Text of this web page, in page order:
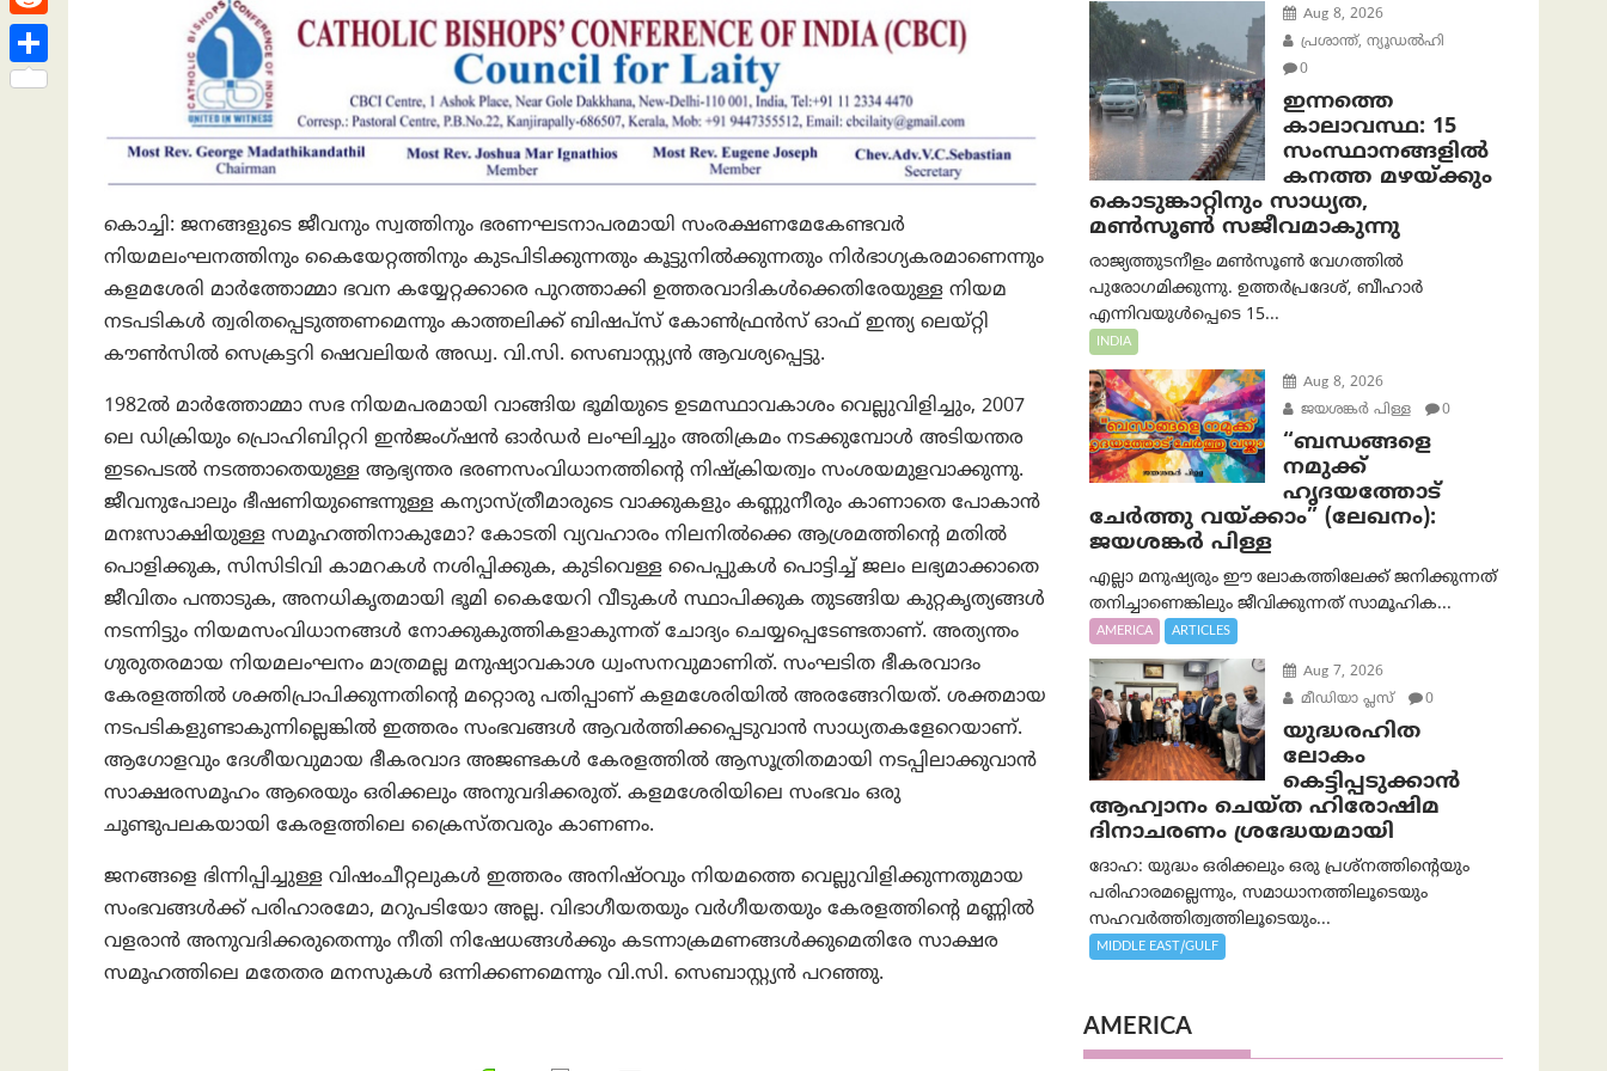
കൊച്ചി: ജനങ്ങളുടെ ജീവനും സ്വത്തിനും ഭരണഘടനാപരമായി സംരക്ഷണമേകേണ്ടവര്‍
നിയമലംഘനത്തിനും കൈയേറ്റത്തിനും കുടപിടിക്കുന്നതും കൂട്ടുനില്‍ക്കുന്നതും നിര്‍ഭാഗ്യകരമാണെന്നും
കളമശേരി മാര്‍ത്തോമ്മാ ഭവന കയ്യേറ്റക്കാരെ പുറത്താക്കി ഉത്തരവാദികള്‍ക്കെതിരേയുള്ള നിയമ
നടപടികള്‍ ത്വരിതപ്പെടുത്തണമെന്നും കാത്തലിക്ക് ബിഷപ്സ് കോണ്‍ഫ്രന്‍സ് ഓഫ് ഇന്ത്യ ലെയ്റ്റി
കൗണ്‍സില്‍ സെക്രട്ടറി ഷെവലിയര്‍ അഡ്വ. വി.സി. സെബാസ്റ്റ്യന്‍ ആവശ്യപ്പെട്ടു.
1982ല്‍ മാര്‍ത്തോമ്മാ സഭ നിയമപരമായി വാങ്ങിയ ഭൂമിയുടെ ഉടമസ്ഥാവകാശം വെല്ലുവിളിച്ചും, 2007
ലെ ഡിക്രിയും പ്രൊഹിബിറ്ററി ഇൻജംഗ്ഷന്‍ ഓര്‍ഡർ ലംഘിച്ചും അതിക്രമം നടക്കുമ്പോള്‍ അടിയന്തര
ഇടപെടല്‍ നടത്താതെയുള്ള ആഭ്യന്തര ഭരണസംവിധാനത്തിന്റെ നിഷ്‌ക്രിയത്വം സംശയമുളവാക്കുന്നു.
ജീവനുപോലും ഭീഷണിയുണ്ടെന്നുള്ള കന്യാസ്ത്രീമാരുടെ വാക്കുകളും കണ്ണുനീരും കാണാതെ പോകാന്‍
മനഃസാക്ഷിയുള്ള സമൂഹത്തിനാകുമോ? കോടതി വ്യവഹാരം നിലനില്‍ക്കെ ആശ്രമത്തിന്റെ മതില്‍
പൊളിക്കുക, സിസിടിവി കാമറകള്‍ നശിപ്പിക്കുക, കുടിവെള്ള പൈപ്പുകള്‍ പൊട്ടിച്ച് ജലം ലഭ്യമാക്കാതെ
ജീവിതം പന്താടുക, അനധികൃതമായി ഭൂമി കൈയേറി വീടുകള്‍ സ്ഥാപിക്കുക തുടങ്ങിയ കുറ്റകൃത്യങ്ങള്‍
നടന്നിട്ടും നിയമസംവിധാനങ്ങള്‍ നോക്കുകുത്തികളാകുന്നത് ചോദ്യം ചെയ്യപ്പെടേണ്ടതാണ്. അത്യന്തം
ഗുരുതരമായ നിയമലംഘനം മാത്രമല്ല മനുഷ്യാവകാശ ധ്വംസനവുമാണിത്. സംഘടിത ഭീകരവാദം
കേരളത്തില്‍ ശക്തിപ്രാപിക്കുന്നതിന്റെ മറ്റൊരു പതിപ്പാണ് കളമശേരിയില്‍ അരങ്ങേറിയത്. ശക്തമായ
നടപടികളുണ്ടാകുന്നില്ലെങ്കില്‍ ഇത്തരം സംഭവങ്ങള്‍ ആവര്‍ത്തിക്കപ്പെടുവാന്‍ സാധ്യതകളേറെയാണ്.
ആഗോളവും ദേശീയവുമായ ഭീകരവാദ അജണ്ടകള്‍ കേരളത്തിൽ ആസൂത്രിതമായി നടപ്പിലാക്കുവാൻ
സാക്ഷരസമൂഹം ആരെയും ഒരിക്കലും അനുവദിക്കരുത്. കളമശേരിയിലെ സംഭവം ഒരു
ചൂണ്ടുപലകയായി കേരളത്തിലെ ക്രൈസ്തവരും കാണണം.
ജനങ്ങളെ ഭിന്നിപ്പിച്ചുള്ള വിഷംചീറ്റലുകള്‍ ഇത്തരം അനിഷ്ഠവും നിയമത്തെ വെല്ലുവിളിക്കുന്നതുമായ
സംഭവങ്ങള്‍ക്ക് പരിഹാരമോ, മറുപടിയോ അല്ല. വിഭാഗീയതയും വര്‍ഗീയതയും കേരളത്തിന്റെ മണ്ണില്‍
വളരാന്‍ അനുവദിക്കരുതെന്നും നീതി നിഷേധങ്ങള്‍ക്കും കടന്നാക്രമണങ്ങള്‍ക്കുമെതിരേ സാക്ഷര
സമൂഹത്തിലെ മതേതര മനസുകള്‍ ഒന്നിക്കണമെന്നും വി.സി. സെബാസ്റ്റ്യൻ പറഞ്ഞു.
Aug 8, 2026
പ്രശാന്ത്, ന്യൂഡല്‍ഹി
0
ഇന്നത്തെ
കാലാവസ്ഥ: 15
സംസ്ഥാനങ്ങളിൽ
കനത്ത മഴയ്ക്കും
കൊടുങ്കാറ്റിനും സാധ്യത,
മൺസൂൺ സജീവമാകുന്നു
രാജ്യത്തുടനീളം മൺസൂൺ വേഗത്തിൽ
പുരോഗമിക്കുന്നു. ഉത്തർപ്രദേശ്, ബീഹാർ
എന്നിവയുൾപ്പെടെ 15...
INDIA
Aug 8, 2026
ജയശങ്കര്‍ പിള്ള
0
“ബന്ധങ്ങളെ
നമുക്ക്
ഹൃദയത്തോട്
ചേർത്തു വയ്ക്കാം” (ലേഖനം):
ജയശങ്കര്‍ പിള്ള
എല്ലാ മനുഷ്യരും ഈ ലോകത്തിലേക്ക് ജനിക്കുന്നത്
തനിച്ചാണെങ്കിലും ജീവിക്കുന്നത് സാമൂഹിക...
AMERICA ARTICLES
Aug 7, 2026
മീഡിയാ പ്ലസ്
0
യുദ്ധരഹിത
ലോകം
കെട്ടിപ്പടുക്കാന്‍
ആഹ്വാനം ചെയ്ത ഹിരോഷിമ
ദിനാചരണം ശ്രദ്ധേയമായി
ദോഹ: യുദ്ധം ഒരിക്കലും ഒരു പ്രശ്‌നത്തിന്റെയും
പരിഹാരമല്ലെന്നും, സമാധാനത്തിലൂടെയും
സഹവര്‍ത്തിത്വത്തിലൂടെയും...
MIDDLE EAST/GULF
AMERICA
s
e
t
n
k
e
h
a
R
e
S